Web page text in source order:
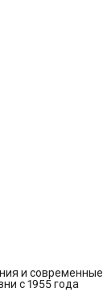
и современные
с 1955 года